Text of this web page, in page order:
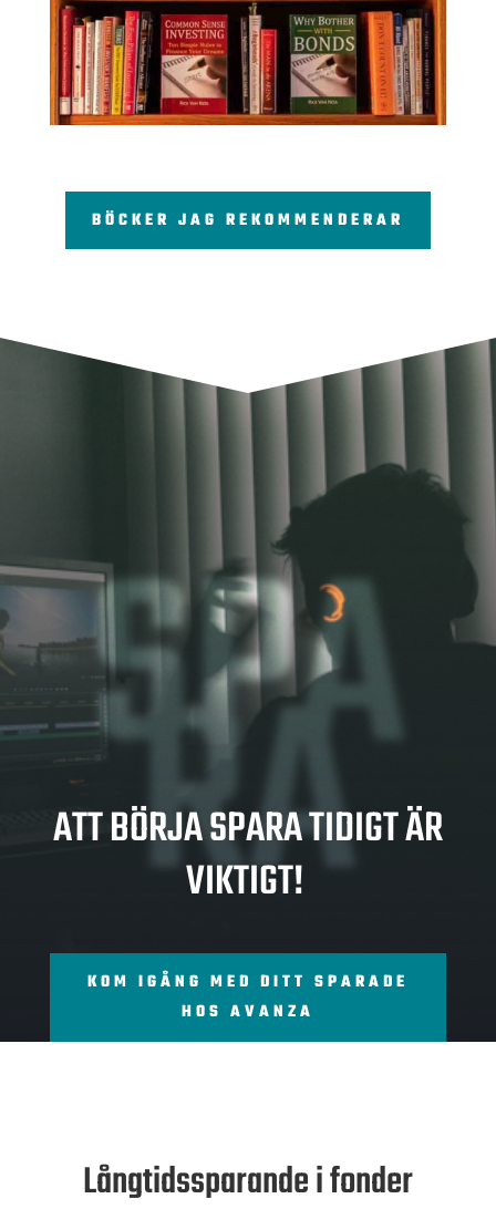
BÖCKER JAG REKOMMENDERAR
SPA
RA
ATT BÖRJA SPARA TIDIGT ÄR
VIKTIGT!
KOM IGÅNG MED DITT SPARADE
HOS AVANZA
Långtidssparande i fonder